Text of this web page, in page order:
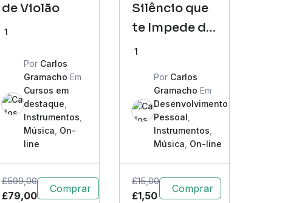
de Violão
1
Por Carlos
Gramacho Em
Cursos em
destaque
Instrumentos
Música On-
line
£599,00
£79,00
Comprar
Silêncio que
te Impede de
Tocar”
1
Por Carlos
Gramacho Em
Desenvolvimento
Pessoal
Instrumentos
Música On-line
£15,00
£1,50
Comprar